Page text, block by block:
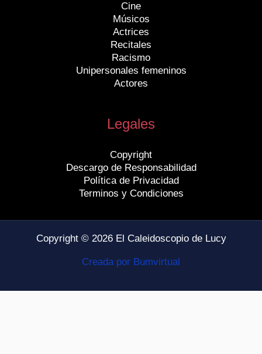
Cine
Músicos
Actrices
Recitales
Racismo
Unipersonales femeninos
Actores
Legales
Copyright
Descargo de Responsabilidad
Política de Privacidad
Terminos y Condiciones
Copyright © 2026 El Caleidoscopio de Lucy
Creada por Bumvirtual